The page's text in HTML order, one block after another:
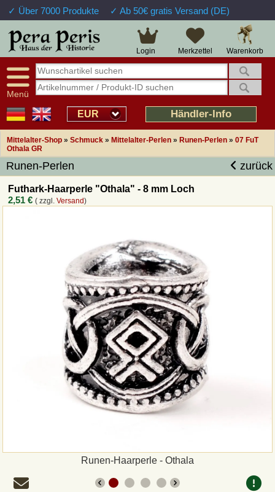
✓ Über 7000 Produkte ✓ Ab 50€ gratis Versand (DE)
Warenkorb
Merkzettel
Login
Menü
EUR Händler-Info
Mittelalter-Shop » Schmuck » Mittelalter-Perlen » Runen-Perlen » 07 FuT
Othala GR
Runen-Perlen zurück
Futhark-Haarperle "Othala" - 8 mm Loch
2,51 € ( zzgl.Versand)
Runen-Haarperle - Othala
Große Auswahl
Verfügbarkeitsanzeige
Sendungsverfolgung
Intelligente Navigation
Freundlicher Service
14 Tage Widerrufsrecht
Über 25 Jahre Erfahrung
Schnelle Rücküberweisung
Kulant bei Retouren
Prof. Auftragsabwicklung
Übersicht Mittelalter-Produkte
Impressum
Widerrufsfunktion
Zahlungsweisen
UPS